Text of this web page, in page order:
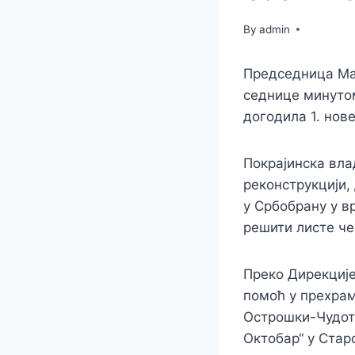
By admin
Председница
седнице
догодила 1.
Покрајинска
у Србобрану у
решити листе
Преко
помоћ у
Острошки-
Октобар“ у